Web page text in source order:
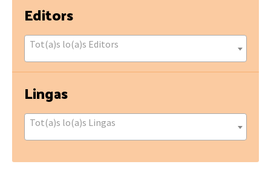
Editors
Tot(a)s lo(a)s Editors
Lingas
Tot(a)s lo(a)s Lingas